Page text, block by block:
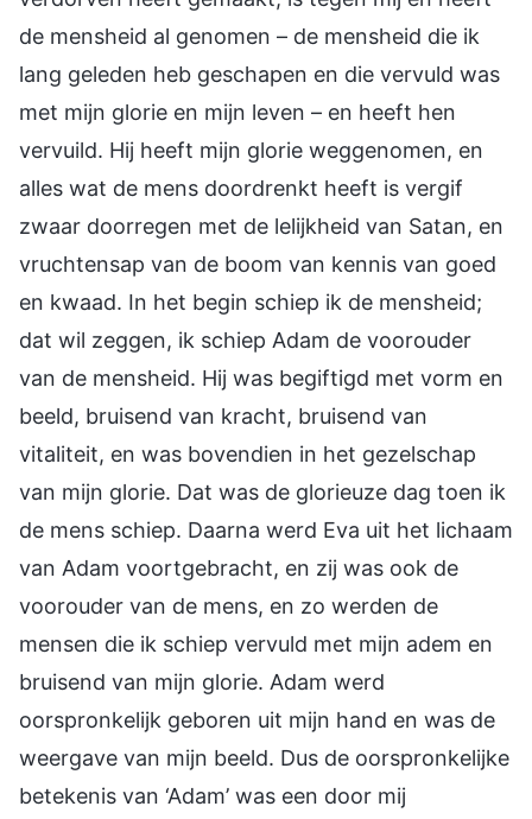
de mensheid al genomen – de mensheid die ik
lang geleden heb geschapen en die vervuld was
met mijn glorie en mijn leven – en heeft hen
vervuild. Hij heeft mijn glorie weggenomen, en
alles wat de mens doordrenkt heeft is vergif
zwaar doorregen met de lelijkheid van Satan, en
vruchtensap van de boom van kennis van goed
en kwaad. In het begin schiep ik de mensheid;
dat wil zeggen, ik schiep Adam de voorouder
van de mensheid. Hij was begiftigd met vorm en
beeld, bruisend van kracht, bruisend van
vitaliteit, en was bovendien in het gezelschap
van mijn glorie. Dat was de glorieuze dag toen ik
de mens schiep. Daarna werd Eva uit het lichaam
van Adam voortgebracht, en zij was ook de
voorouder van de mens, en zo werden de
mensen die ik schiep vervuld met mijn adem en
bruisend van mijn glorie. Adam werd
oorspronkelijk geboren uit mijn hand en was de
weergave van mijn beeld. Dus de oorspronkelijke
betekenis van ‘Adam’ was een door mij